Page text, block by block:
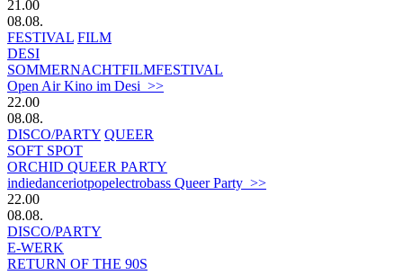
21.00
08.08.
FESTIVAL FILM
DESI
SOMMERNACHTFILMFESTIVAL
Open Air Kino im Desi >>
22.00
08.08.
DISCO/PARTY QUEER
SOFT SPOT
ORCHID QUEER PARTY
indiedanceriotpopelectrobass Queer Party >>
22.00
08.08.
DISCO/PARTY
E-WERK
RETURN OF THE 90S